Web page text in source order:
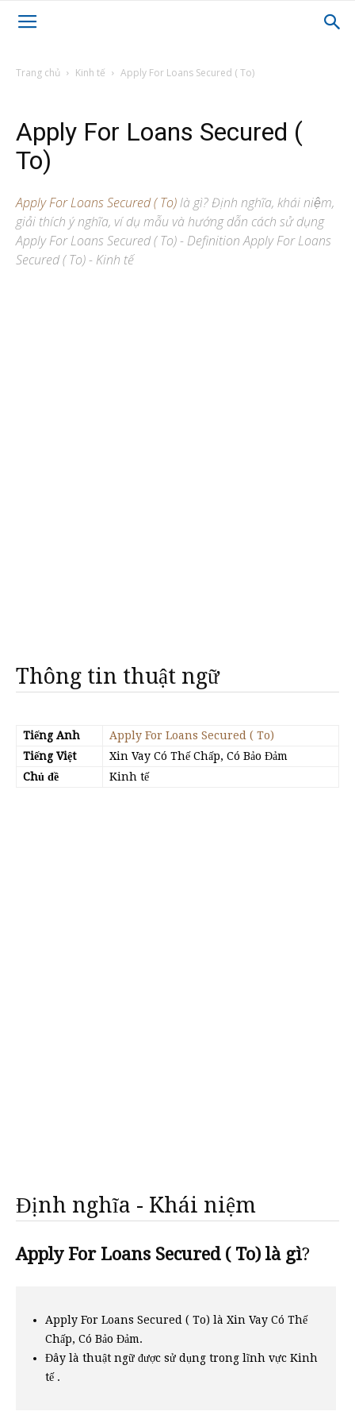
Trang chủ Kinh tế Apply For Loans Secured ( To)
Apply For Loans Secured (
To)
Apply For Loans Secured ( To)là gì? Định nghĩa, khái niệm,
giải thích ý nghĩa, ví dụ mẫu và hướng dẫn cách sử dụng
Apply For Loans Secured ( To) - Definition Apply For Loans
Secured ( To) - Kinh tế
Thông tin thuật ngữ
Tiếng Anh
Apply For Loans Secured ( To)
Tiếng Việt
Xin Vay Có Thế Chấp, Có Bảo Đảm
Chủ đề
Kinh tế
Định nghĩa - Khái niệm
Apply For Loans Secured ( To) là gì?
Apply For Loans Secured ( To) là Xin Vay Có Thế
Chấp, Có Bảo Đảm.
Đây là thuật ngữ được sử dụng trong lĩnh vực Kinh
tế .